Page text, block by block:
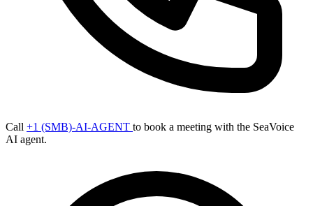
Call +1 (SMB)-AI-AGENT to book a meeting with the SeaVoice
AI agent.